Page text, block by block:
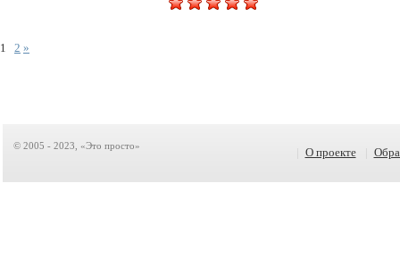
1 2 »
© 2005 - 2023, «Это просто» О проекте